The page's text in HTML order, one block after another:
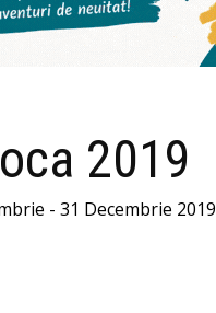
2019
- 31 Decembrie 2019